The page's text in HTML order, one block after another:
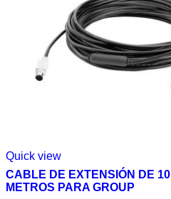
Quick view
CABLE DE EXTENSIÓN DE 10
METROS PARA GROUP